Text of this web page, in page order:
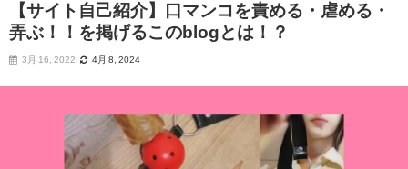
【サイト自己紹介】口マンコを責める・虐める・
弄ぶ！！を掲げるこのblogとは！？
3月 16, 2022 4月 8, 2024